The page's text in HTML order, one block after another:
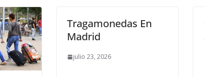
Tragamonedas En
Madrid
julio 23, 2026